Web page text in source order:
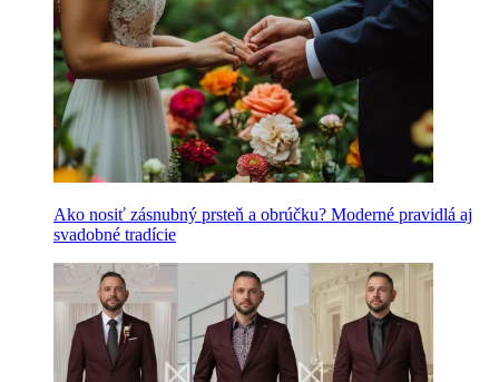
Ako nosiť zásnubný prsteň a obrúčku? Moderné pravidlá aj
svadobné tradície